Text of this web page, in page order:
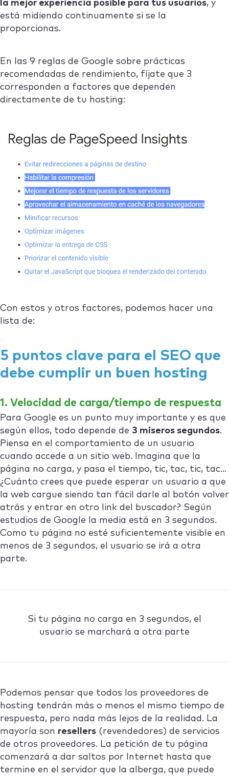
la mejor experiencia posible para tus usuarios, y
está midiendo continuamente si se la
proporcionas.
En las 9 reglas de Google sobre prácticas
recomendadas de rendimiento, fíjate que 3
corresponden a factores que dependen
directamente de tu hosting:
Con estos y otros factores, podemos hacer una
lista de:
5 puntos clave para el SEO que
debe cumplir un buen hosting
1. Velocidad de carga/tiempo de respuesta
Para Google es un punto muy importante y es que
según ellos, todo depende de 3 míseros segundos.
Piensa en el comportamiento de un usuario
cuando accede a un sitio web. Imagina que la
página no carga, y pasa el tiempo, tic, tac, tic, tac…
¿Cuánto crees que puede esperar un usuario a que
la web cargue siendo tan fácil darle al botón volver
atrás y entrar en otro link del buscador? Según
estudios de Google la media está en 3 segundos.
Como tu página no esté suficientemente visible en
menos de 3 segundos, el usuario se irá a otra
parte.
Si tu página no carga en 3 segundos, el
usuario se marchará a otra parte
Podemos pensar que todos los proveedores de
hosting tendrán más o menos el mismo tiempo de
respuesta, pero nada más lejos de la realidad. La
mayoría son resellers (revendedores) de servicios
de otros proveedores. La petición de tu página
comenzará a dar saltos por Internet hasta que
termine en el servidor que la alberga, que puede